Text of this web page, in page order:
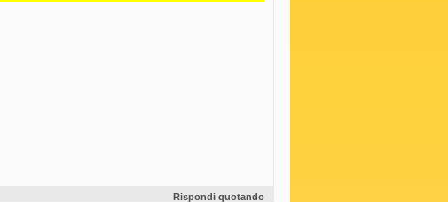
Rispondi quotando